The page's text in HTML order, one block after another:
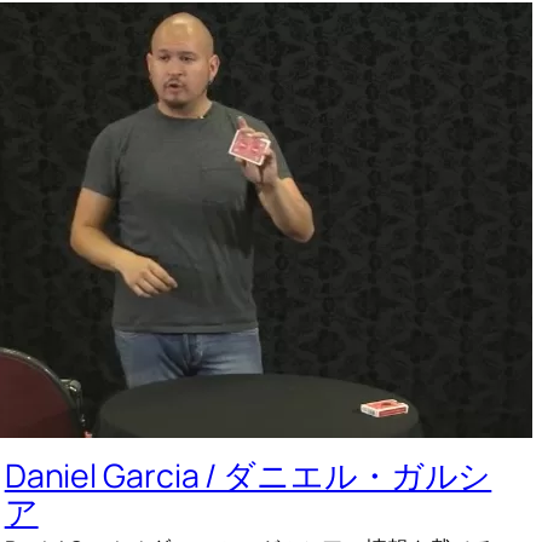
Daniel Garcia / ダニエル・ガルシ
ア